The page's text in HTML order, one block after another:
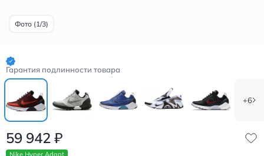
Фото (1/3)
Гарантия подлинности товара
+6
59 942 ₽
Nike Hyper Adapt